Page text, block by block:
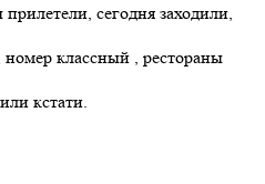
сегодня заходили,
номер классный , рестораны
кстати.